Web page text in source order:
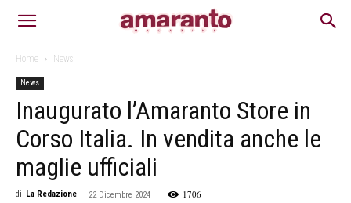
Home News
News
Inaugurato l’Amaranto Store in
Corso Italia. In vendita anche le
maglie ufficiali
di La Redazione - 22 Dicembre 2024 1706